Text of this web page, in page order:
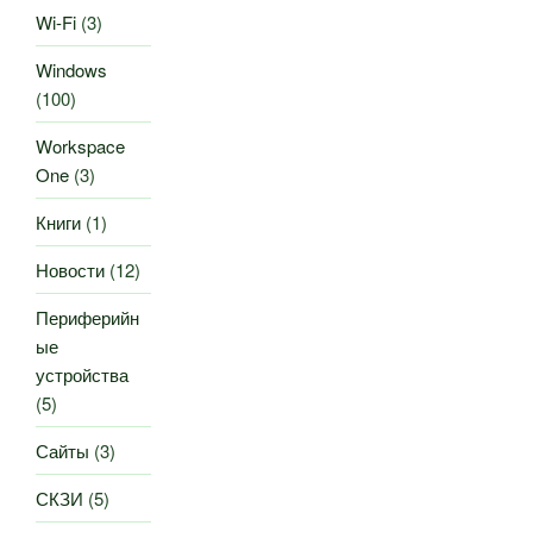
Wi-Fi (3)
Windows
(100)
Workspace
One (3)
Книги (1)
Новости (12)
Периферийн
ые
устройства
(5)
Сайты (3)
СКЗИ (5)